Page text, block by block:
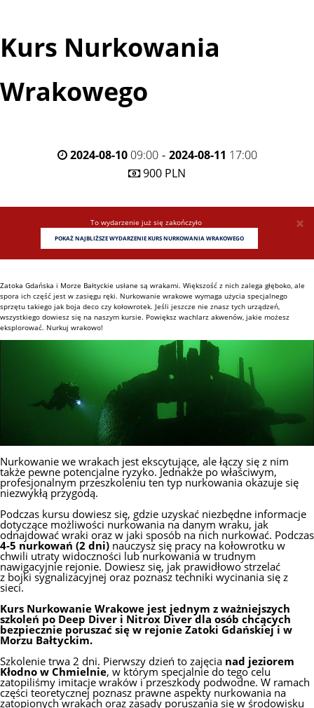
Kurs Nurkowania
Wrakowego
2024-08-10 09:00 - 2024-08-11 17:00
900 PLN
×
To wydarzenie już się zakończyło
POKAŻ NAJBLIŻSZE WYDARZENIE KURS NURKOWANIA WRAKOWEGO
Zatoka Gdańska i Morze Bałtyckie usłane są wrakami. Większość z nich zalega głęboko, ale
spora ich część jest w zasięgu ręki. Nurkowanie wrakowe wymaga użycia specjalnego
sprzętu takiego jak boja deco czy kołowrotek. Jeśli jeszcze nie znasz tych urządzeń,
wszystkiego dowiesz się na naszym kursie. Powiększ wachlarz akwenów, jakie możesz
eksplorować. Nurkuj wrakowo!
Nurkowanie we wrakach jest ekscytujące, ale łączy się z nim
także pewne potencjalne ryzyko. Jednakże po właściwym,
profesjonalnym przeszkoleniu ten typ nurkowania okazuje się
niezwykłą przygodą.
Podczas kursu dowiesz się, gdzie uzyskać niezbędne informacje
dotyczące możliwości nurkowania na danym wraku, jak
odnajdować wraki oraz w jaki sposób na nich nurkować. Podczas
4-5 nurkowań (2 dni) nauczysz się pracy na kołowrotku w
chwili utraty widoczności lub nurkowania w trudnym
nawigacyjnie rejonie. Dowiesz się, jak prawidłowo strzelać
z bojki sygnalizacyjnej oraz poznasz techniki wycinania się z
sieci.
Kurs Nurkowanie Wrakowe jest jednym z ważniejszych
szkoleń po Deep Diver i Nitrox Diver dla osób chcących
bezpiecznie poruszać się w rejonie Zatoki Gdańskiej i w
Morzu Bałtyckim.
Szkolenie trwa 2 dni. Pierwszy dzień to zajęcia nad jeziorem
Kłodno w Chmielnie, w którym specjalnie do tego celu
zatopiliśmy imitacje wraków i przeszkody podwodne. W ramach
części teoretycznej poznasz prawne aspekty nurkowania na
zatopionych wrakach oraz zasady poruszania się w środowisku